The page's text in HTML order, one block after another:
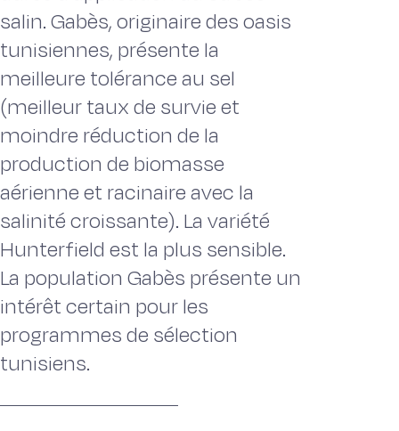
salin. Gabès, originaire des oasis
tunisiennes, présente la
meilleure tolérance au sel
(meilleur taux de survie et
moindre réduction de la
production de biomasse
aérienne et racinaire avec la
salinité croissante). La variété
Hunterfield est la plus sensible.
La population Gabès présente un
intérêt certain pour les
programmes de sélection
tunisiens.